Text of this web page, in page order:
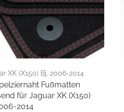
XK (X150) Bj. 2006-2014
Fußmatten
für Jaguar XK (X150)
2014